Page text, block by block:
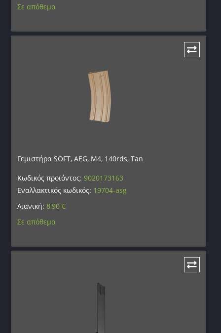
Σε απόθεμα
Γεμιστήρα SOFT, AEG, M4, 140rds, Tan
Κωδικός προϊόντος:9020173163
Εναλλακτικός κωδικός: 19704-asg
Λιανική:8,90€
Σε απόθεμα